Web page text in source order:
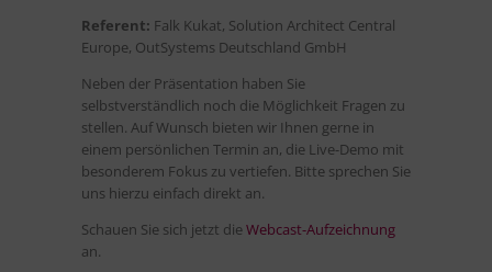
Referent: Falk Kukat, Solution Architect Central
Europe, OutSystems Deutschland GmbH
Neben der Präsentation haben Sie
selbstverständlich noch die Möglichkeit Fragen zu
stellen. Auf Wunsch bieten wir Ihnen gerne in
einem persönlichen Termin an, die Live-Demo mit
besonderem Fokus zu vertiefen. Bitte sprechen Sie
uns hierzu einfach direkt an.
Schauen Sie sich jetzt dieWebcast-Aufzeichnung
an.